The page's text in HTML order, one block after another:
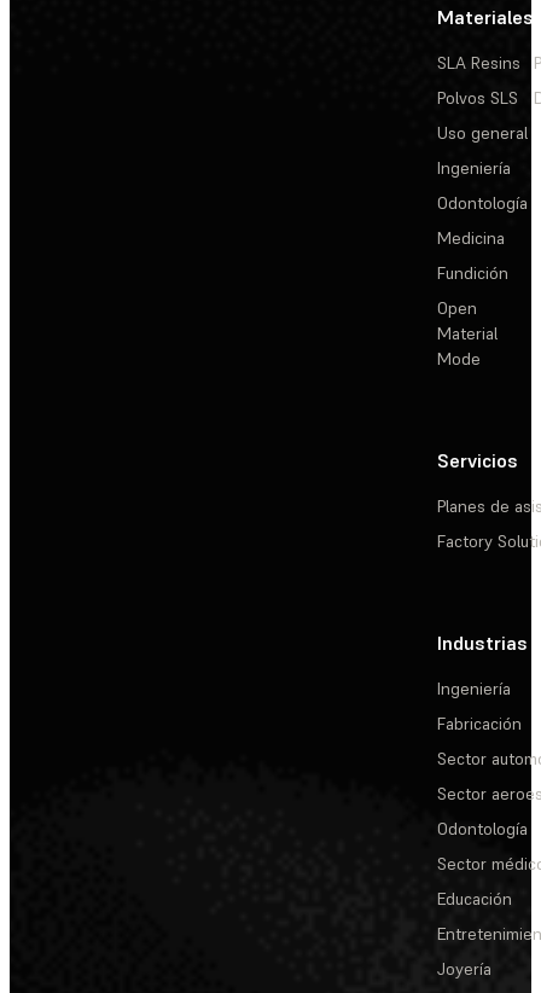
Materiales
SLA Resins
Polvos SLS
Uso general
Ingeniería
Odontología
Medicina
Fundición
Open
Material
Mode
Servicios
Planes de
Factory
Industrias
Ingeniería
Fabricación
Sector
Sector
Odontología
Sector
Educación
Joyería